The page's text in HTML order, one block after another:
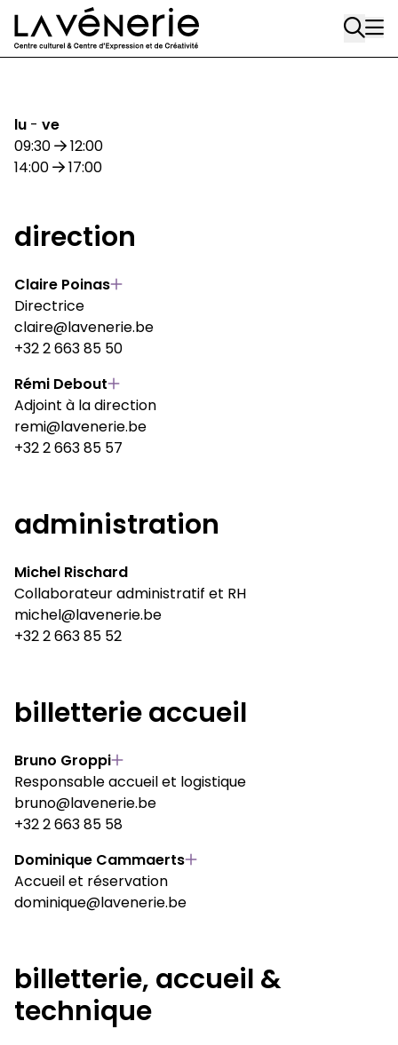
Aller au contenu principal
lu - ve
09:30
12:00
14:00
17:00
direction
Claire Poinas
Directrice
claire@lavenerie.be
+32 2 663 85 50
Rémi Debout
Adjoint à la direction
remi@lavenerie.be
+32 2 663 85 57
administration
Michel Rischard
Collaborateur administratif et RH
michel@lavenerie.be
+32 2 663 85 52
billetterie accueil
Bruno Groppi
Responsable accueil et logistique
bruno@lavenerie.be
+32 2 663 85 58
Dominique Cammaerts
Accueil et réservation
dominique@lavenerie.be
billetterie, accueil &
technique